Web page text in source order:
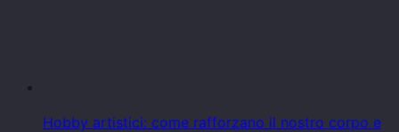
Hobby artistici: come rafforzano il nostro corpo e